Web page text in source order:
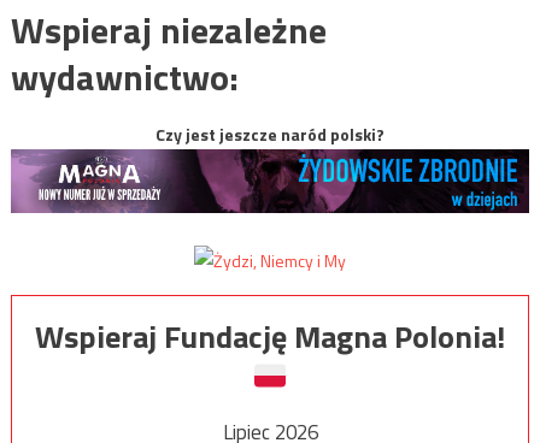
Wspieraj niezależne
wydawnictwo:
Czy jest jeszcze naród polski?
Wspieraj Fundację Magna Polonia!
Lipiec 2026